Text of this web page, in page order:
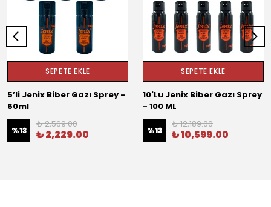
SEPETE EKLE
5’li Jenix Biber Gazı Sprey –
60ml
%13
₺ 2,569.00
₺ 2,229.00
SEPETE EKLE
10'Lu Jenix Biber Gazı Sprey
- 100 ML
%13
₺ 12,189.00
₺ 10,599.00